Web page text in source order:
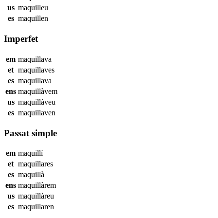
us maquilleu
es maquillen
Imperfet
em maquillava
et maquillaves
es maquillava
ens maquillàvem
us maquillàveu
es maquillaven
Passat simple
em maquillí
et maquillares
es maquillà
ens maquillàrem
us maquillàreu
es maquillaren